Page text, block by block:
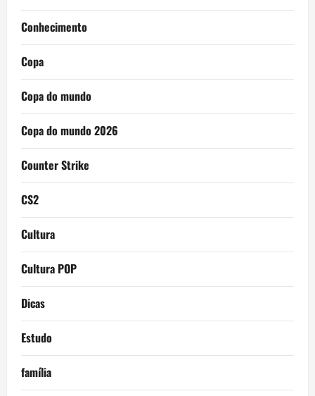
Conhecimento
Copa
Copa do mundo
Copa do mundo 2026
Counter Strike
CS2
Cultura
Cultura POP
Dicas
Estudo
família